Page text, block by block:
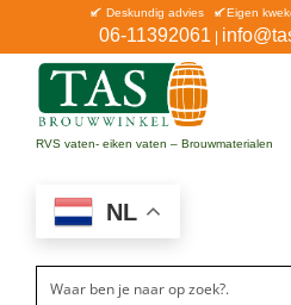
inhoud
06-11392061
Deskundig advies Eigen
Home
Catalogus
Aanbiedingen
RVS vaten- eiken vaten – Brouwmaterialen
NL